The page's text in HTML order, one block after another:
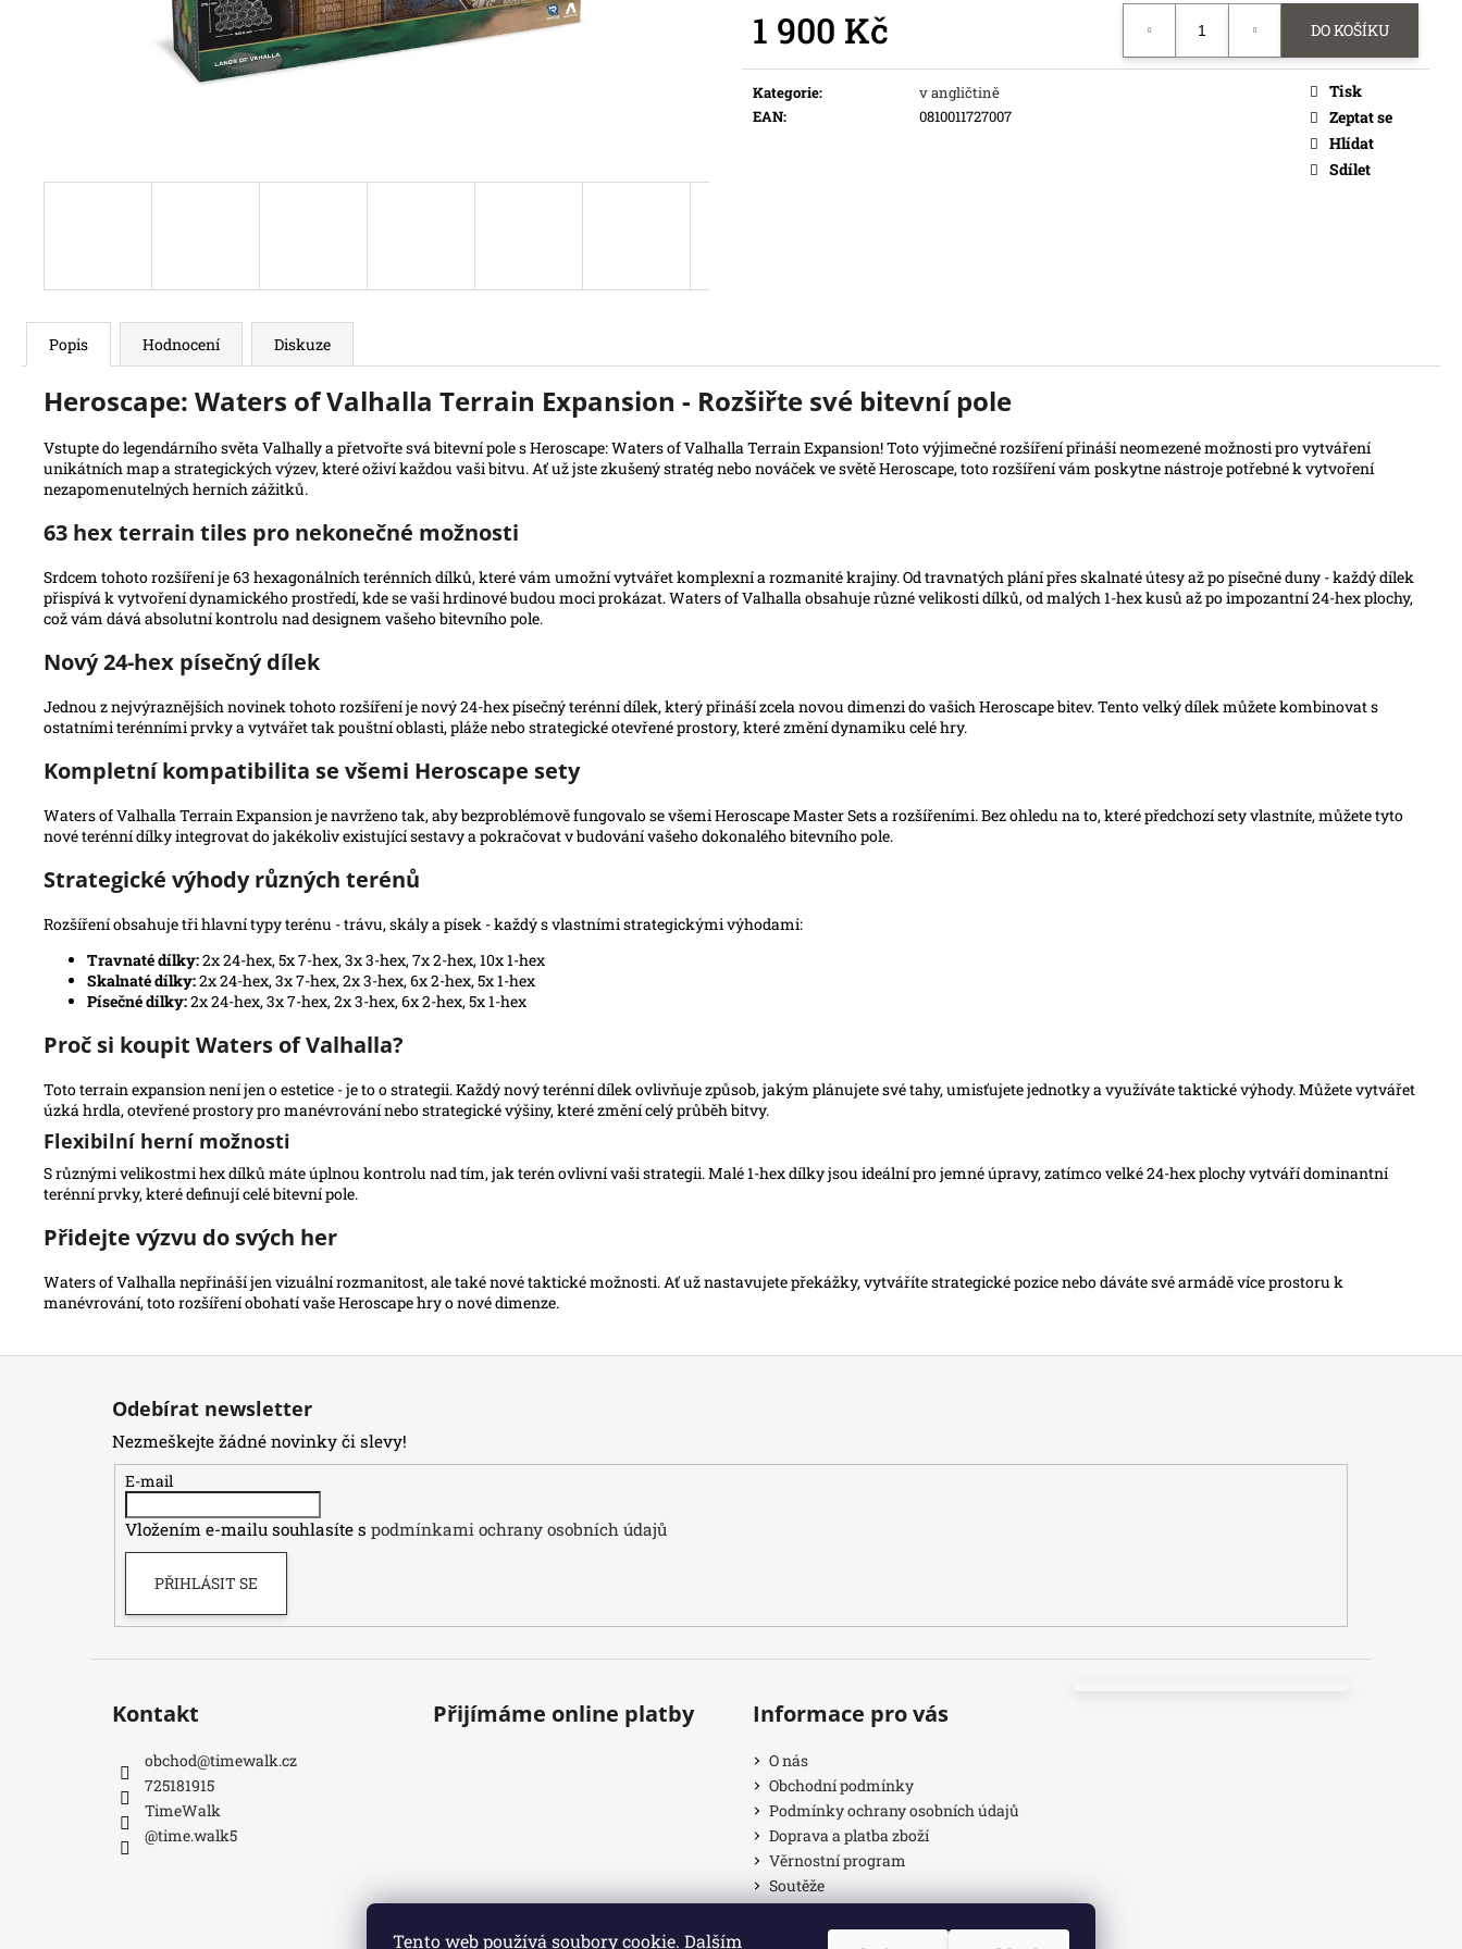
Tento web používá soubory cookie. Dalším
1 900 Kč DO KOŠÍKU
Kategorie:
v angličtině
EAN: 0810011727007
Tisk
Zeptat se
Hlídat
Sdílet
Popis Hodnocení Diskuze
Heroscape: Waters of Valhalla Terrain Expansion - Rozšiřte své bitevní pole
Vstupte do legendárního světa Valhally a přetvořte svá bitevní pole s Heroscape: Waters of Valhalla Terrain Expansion! Toto výjimečné rozšíření přináší neomezené možnosti pro vytváření
unikátních map a strategických výzev, které oživí každou vaši bitvu. Ať už jste zkušený stratég nebo nováček ve světě Heroscape, toto rozšíření vám poskytne nástroje potřebné k vytvoření
nezapomenutelných herních zážitků.
63 hex terrain tiles pro nekonečné možnosti
Srdcem tohoto rozšíření je 63 hexagonálních terénních dílků, které vám umožní vytvářet komplexní a rozmanité krajiny. Od travnatých plání přes skalnaté útesy až po písečné duny - každý dílek
přispívá k vytvoření dynamického prostředí, kde se vaši hrdinové budou moci prokázat. Waters of Valhalla obsahuje různé velikosti dílků, od malých 1-hex kusů až po impozantní 24-hex plochy,
což vám dává absolutní kontrolu nad designem vašeho bitevního pole.
Nový 24-hex písečný dílek
Jednou z nejvýraznějších novinek tohoto rozšíření je nový 24-hex písečný terénní dílek, který přináší zcela novou dimenzi do vašich Heroscape bitev. Tento velký dílek můžete kombinovat s
ostatními terénními prvky a vytvářet tak pouštní oblasti, pláže nebo strategické otevřené prostory, které změní dynamiku celé hry.
Kompletní kompatibilita se všemi Heroscape sety
Waters of Valhalla Terrain Expansion je navrženo tak, aby bezproblémově fungovalo se všemi Heroscape Master Sets a rozšířeními. Bez ohledu na to, které předchozí sety vlastníte, můžete tyto
nové terénní dílky integrovat do jakékoliv existující sestavy a pokračovat v budování vašeho dokonalého bitevního pole.
Strategické výhody různých terénů
Rozšíření obsahuje tři hlavní typy terénu - trávu, skály a písek - každý s vlastními strategickými výhodami:
Travnaté dílky:2x 24-hex, 5x 7-hex, 3x 3-hex, 7x 2-hex, 10x 1-hex
Skalnaté dílky:2x 24-hex, 3x 7-hex, 2x 3-hex, 6x 2-hex, 5x 1-hex
Písečné dílky:2x 24-hex, 3x 7-hex, 2x 3-hex, 6x 2-hex, 5x 1-hex
Proč si koupit Waters of Valhalla?
Toto terrain expansion není jen o estetice - je to o strategii. Každý nový terénní dílek ovlivňuje způsob, jakým plánujete své tahy, umisťujete jednotky a využíváte taktické výhody. Můžete vytvářet
úzká hrdla, otevřené prostory pro manévrování nebo strategické výšiny, které změní celý průběh bitvy.
Flexibilní herní možnosti
S různými velikostmi hex dílků máte úplnou kontrolu nad tím, jak terén ovlivní vaši strategii. Malé 1-hex dílky jsou ideální pro jemné úpravy, zatímco velké 24-hex plochy vytváří dominantní
terénní prvky, které definují celé bitevní pole.
Přidejte výzvu do svých her
Waters of Valhalla nepřináší jen vizuální rozmanitost, ale také nové taktické možnosti. Ať už nastavujete překážky, vytváříte strategické pozice nebo dáváte své armádě více prostoru k
manévrování, toto rozšíření obohatí vaše Heroscape hry o nové dimenze.
Původně:
Z
Odebírat newsletter
Nezmeškejte žádné novinky či slevy!
E-mail
Vložením e-mailu souhlasíte s podmínkami ochrany osobních údajů
PŘIHLÁSIT SE
Kontakt
obchod@timewalk.cz
725181915
TimeWalk
@time.walk5
Přijímáme online platby Informace pro vás
O nás
Obchodní podmínky
Podmínky ochrany osobních údajů
Doprava a platba zboží
Věrnostní program
Soutěže